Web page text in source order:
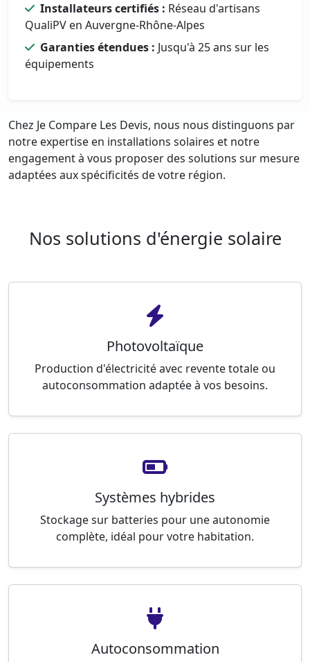
Installateurs certifiés : Réseau d'artisans
QualiPV en Auvergne-Rhône-Alpes
Garanties étendues : Jusqu'à 25 ans sur les
équipements
Chez Je Compare Les Devis, nous nous distinguons par
notre expertise en installations solaires et notre
engagement à vous proposer des solutions sur mesure
adaptées aux spécificités de votre région.
Nos solutions d'énergie solaire
Photovoltaïque
Production d'électricité avec revente totale ou
autoconsommation adaptée à vos besoins.
Systèmes hybrides
Stockage sur batteries pour une autonomie
complète, idéal pour votre habitation.
Autoconsommation